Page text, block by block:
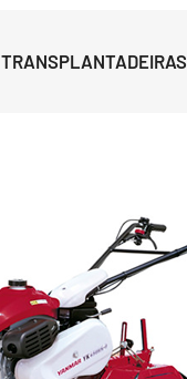
TRANSPLANTADEIRAS